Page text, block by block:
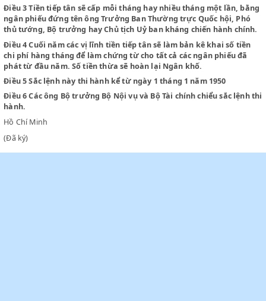
2 - UBKCHC kỳ và UBKCHC liên khu: trung bình 1.200 đồng mỗi
và không quá 14.400 đồng một năm.
3 - UBKCHC tỉnh và thành phố: trung bình 800 đồng mỗi tháng,
không quá 6.000 đồng mỗi năm.
Điều 3Tiền tiếp tân sẽ cấp mỗi tháng hay nhiều tháng một
ngân phiếu đứng tên ông Trưởng Ban Thường trực Quốc hội,
thủ tướng, Bộ trưởng hay Chủ tịch Uỷ ban kháng chiến hành
Điều 4
chi phí hàng tháng để làm chứng từ cho tất cả các ngân phiếu
phát từ đầu năm. Số tiền thừa sẽ hoàn lại Ngân khố.
Điều 5